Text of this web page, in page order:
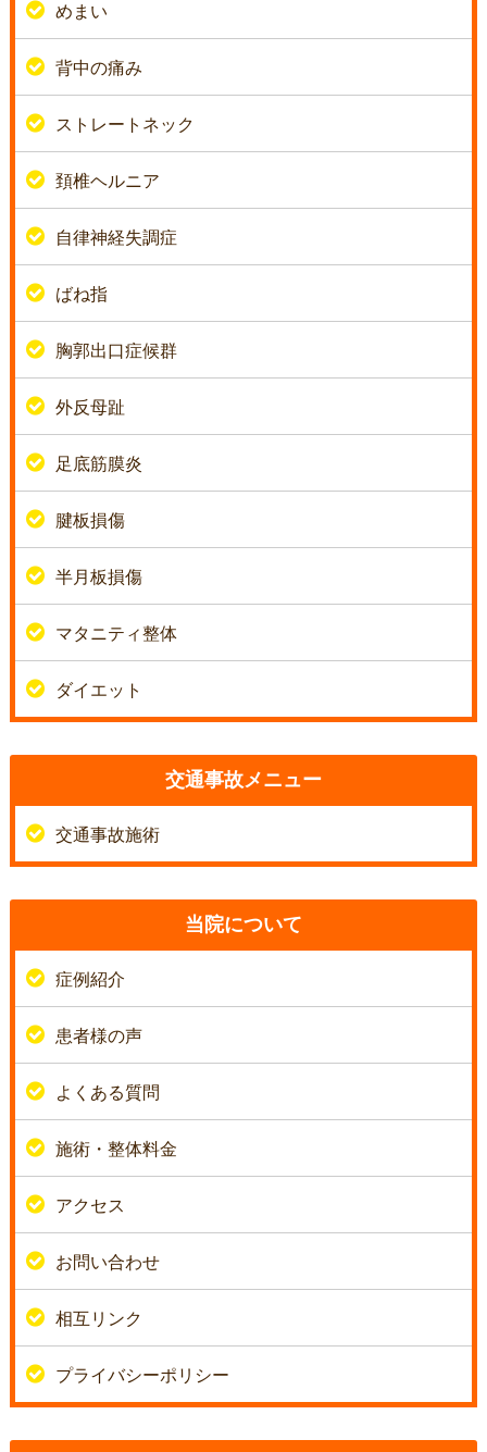
めまい
背中の痛み
ストレートネック
頚椎ヘルニア
自律神経失調症
ばね指
胸郭出口症候群
外反母趾
足底筋膜炎
腱板損傷
半月板損傷
マタニティ整体
ダイエット
交通事故メニュー
交通事故施術
当院について
症例紹介
患者様の声
よくある質問
施術・整体料金
アクセス
お問い合わせ
相互リンク
プライバシーポリシー